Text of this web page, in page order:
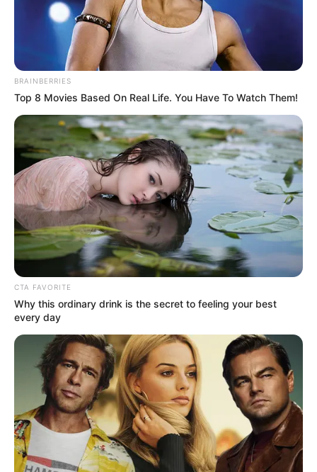
A fiú bólint, elmosolyodik:
– Nem baj.
Erre a lány hirtelen elérzékenyül, megremeg a hangja, és elsírja magát.
– Jaj… nekem ez az első eset…
A fiú megijed:
– Az első randid?
– Nem – szipogja a lány. – Az első alkalom, hogy valaki elhiszi.